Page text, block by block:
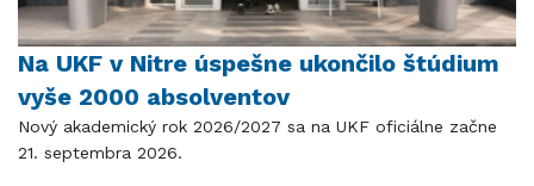
Na UKF v Nitre úspešne ukončilo štúdium
vyše 2000 absolventov
​​​​​​​Nový akademický rok 2026/2027 sa na UKF oficiálne začne
21. septembra 2026.